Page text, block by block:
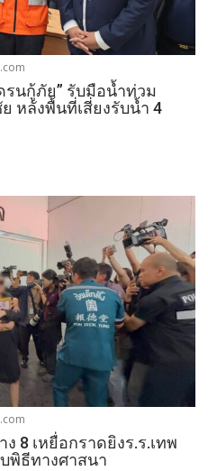
รนกู้ภัย” รับมือน้ำท่วม
หลังพื้นที่เสี่ยงรับน้ำ 4
8 เหยื่อกราดยิงร.ร.เทพ
พิธีทางศาสนา